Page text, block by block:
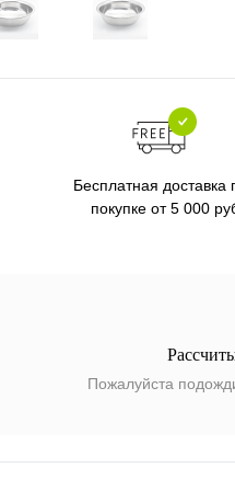
Бесплатная доставка
покупке от 5 000
Пожалуйста